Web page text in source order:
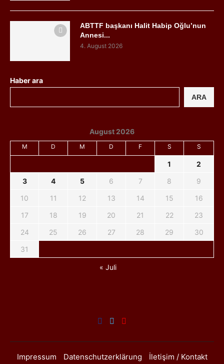
ABTTF başkanı Halit Habip Oğlu’nun
Annesi...
4. August 2026
Haber ara
ARA
August 2026
M D M D F S S
1
2
3
4 5 6 7 8
9
10
11 12 13 14 15
16
17
18 19 20 21 22
23
24
25 26 27 28 29
30
31
« Juli
Impressum Datenschutzerklärung İletişim / Kontakt